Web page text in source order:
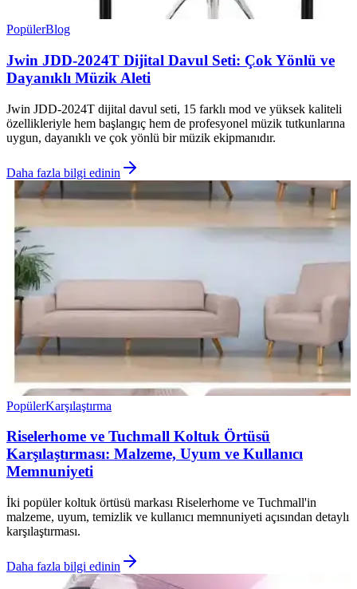
PopülerBlog
Jwin JDD-2024T Dijital Davul Seti: Çok Yönlü ve
Dayanıklı Müzik Aleti
Jwin JDD-2024T dijital davul seti, 15 farklı mod ve yüksek kaliteli
özellikleriyle hem başlangıç hem de profesyonel müzik tutkunlarına
uygun, dayanıklı ve çok yönlü bir müzik ekipmanıdır.
Daha fazla bilgi edinin
PopülerKarşılaştırma
Riselerhome ve Tuchmall Koltuk Örtüsü
Karşılaştırması: Malzeme, Uyum ve Kullanıcı
Memnuniyeti
İki popüler koltuk örtüsü markası Riselerhome ve Tuchmall'in
malzeme, uyum, temizlik ve kullanıcı memnuniyeti açısından detaylı
karşılaştırması.
Daha fazla bilgi edinin